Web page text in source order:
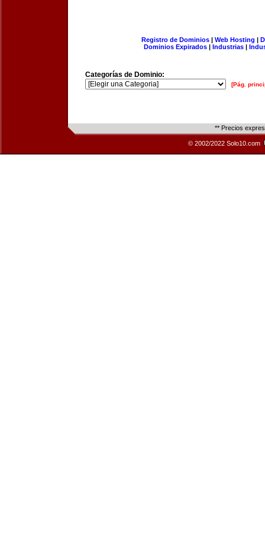
Registro de Dominios| Web Hosting |
Dominios Expirados | Industrias |
Categorías de Dominio:
[Pág.
** Precios
© 2002/2022 Solo10.com